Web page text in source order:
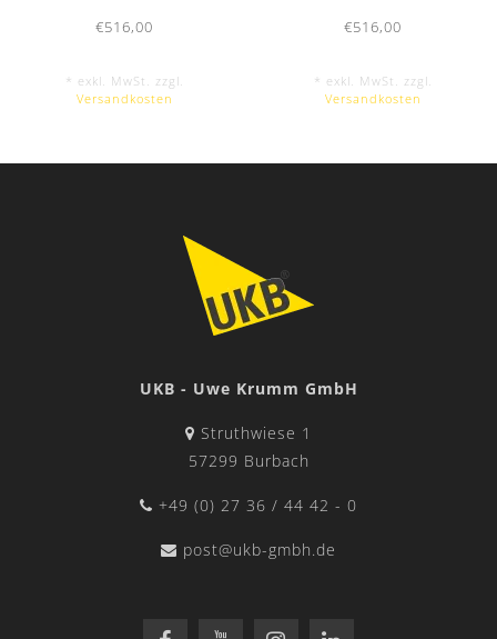
€516,00
* exkl. MwSt. zzgl.
Versandkosten
€516,00
* exkl. MwSt. zzgl.
Versandkosten
UKB - Uwe Krumm GmbH
Struthwiese 1
57299 Burbach
+49 (0) 27 36 / 44 42 - 0
post@ukb-gmbh.de